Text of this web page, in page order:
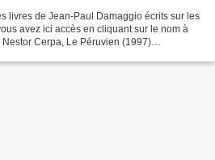
livres de Jean-Paul Damaggio écrits sur les
avez ici accès en cliquant sur le nom à
Cerpa, Le Péruvien (1997)